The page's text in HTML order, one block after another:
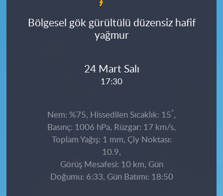
Bölgesel gök gürültülü düzensiz hafif
yağmur
24 Mart Salı
17:30
Nem: %75, Hissedilen Sıcaklık: 15°,
Basınç: 1006 hPa, Rüzgar: 17 km/s,
Toplam Yağış: 1 mm, Çiy Noktası:
10.9,
Görüş Mesafesi: 10 km, Gün
Doğumu: 6:33, Gün Batımı: 18:50